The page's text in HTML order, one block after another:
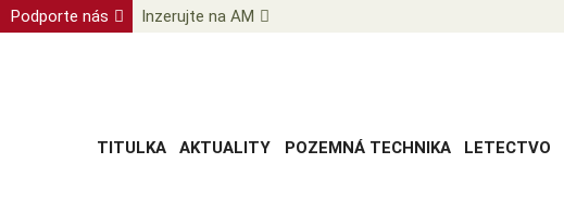
Podporte nás Inzerujte na AM
TITULKA AKTUALITY POZEMNÁ TECHNIKA LETECTVO